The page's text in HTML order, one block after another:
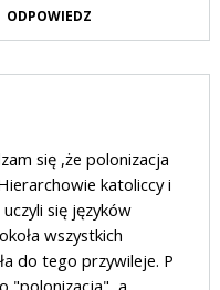
ODPOWIEDZ
się ,że polonizacja
katoliccy i
się języków
wszystkich
do tego przywileje. P